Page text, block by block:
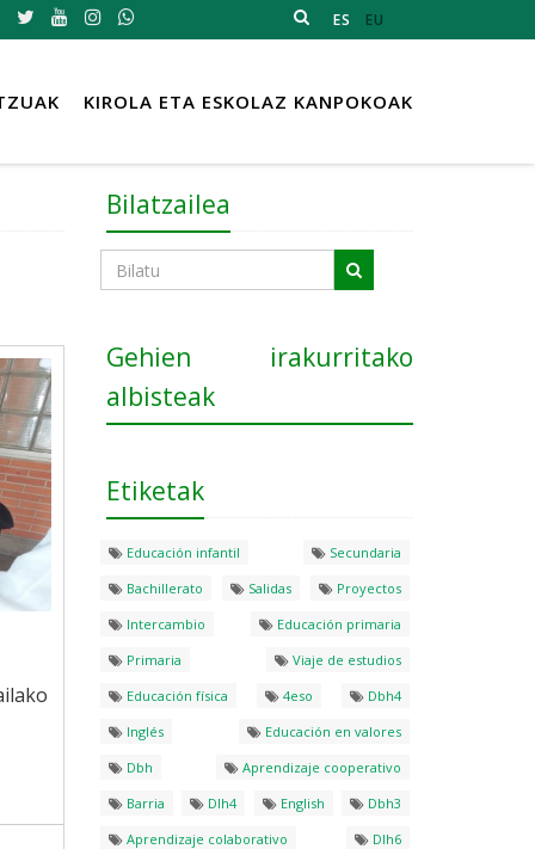
ES EU
KIROLA ETA ESKOLAZ KANPOKOAK
Bilatzailea
Gehien irakurritako
albisteak
Etiketak
Educación infantil
Secundaria
Bachillerato
Salidas
Proyectos
Intercambio
Educación primaria
Primaria
Viaje de estudios
Educación física
4eso
Dbh4
Inglés
Educación en valores
Dbh
Aprendizaje cooperativo
Barria
Dlh4 English
Dbh3
Aprendizaje colaborativo
Dlh6